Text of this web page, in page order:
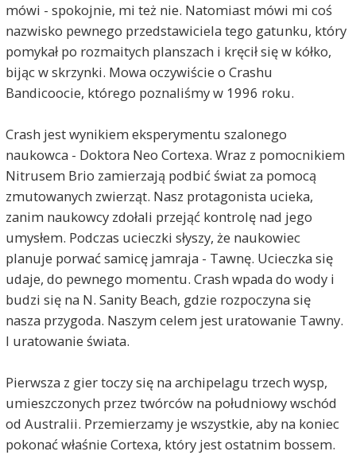
mówi - spokojnie, mi też nie. Natomiast mówi mi coś
nazwisko pewnego przedstawiciela tego gatunku, który
pomykał po rozmaitych planszach i kręcił się w kółko,
bijąc w skrzynki. Mowa oczywiście o Crashu
Bandicoocie, którego poznaliśmy w 1996 roku.
Crash jest wynikiem eksperymentu szalonego
naukowca - Doktora Neo Cortexa. Wraz z pomocnikiem
Nitrusem Brio zamierzają podbić świat za pomocą
zmutowanych zwierząt. Nasz protagonista ucieka,
zanim naukowcy zdołali przejąć kontrolę nad jego
umysłem. Podczas ucieczki słyszy, że naukowiec
planuje porwać samicę jamraja - Tawnę. Ucieczka się
udaje, do pewnego momentu. Crash wpada do wody i
budzi się na N. Sanity Beach, gdzie rozpoczyna się
nasza przygoda. Naszym celem jest uratowanie Tawny.
I uratowanie świata.
Pierwsza z gier toczy się na archipelagu trzech wysp,
umieszczonych przez twórców na południowy wschód
od Australii. Przemierzamy je wszystkie, aby na koniec
pokonać właśnie Cortexa, który jest ostatnim bossem.